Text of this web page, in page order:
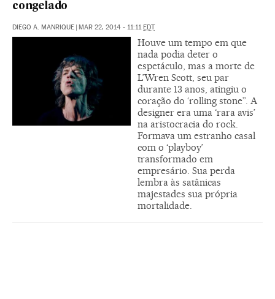
congelado
DIEGO A. MANRIQUE | MAR 22, 2014 - 11:11EDT
Houve um tempo em que
nada podia deter o
espetáculo, mas a morte de
L’Wren Scott, seu par
durante 13 anos, atingiu o
coração do ‘rolling stone”. A
designer era uma ‘rara avis’
na aristocracia do rock.
Formava um estranho casal
com o ‘playboy’
transformado em
empresário. Sua perda
lembra às satânicas
majestades sua própria
mortalidade.